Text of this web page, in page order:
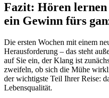
Fazit: Hören lernen
ein Gewinn fürs
Die ersten Wochen mit einem
Herausforderung – das steht
auf Sie ein, der Klang ist
zweifeln, ob sich die Mühe
der wichtigste Teil Ihrer Reise:
Lebensqualität.